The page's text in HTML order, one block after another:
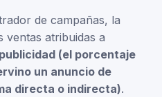
de campañas, la
ventas atribuidas a
(el porcentaje
un anuncio de
directa o indirecta).